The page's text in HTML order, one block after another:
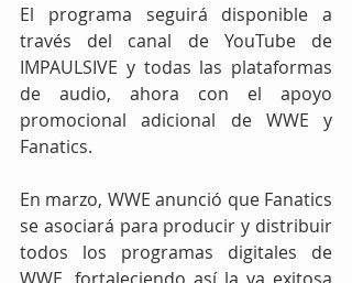
El programa seguirá disponible a
través del canal de YouTube de
IMPAULSIVE y todas las plataformas
de audio, ahora con el apoyo
promocional adicional de WWE y
Fanatics.
En marzo, WWE anunció que Fanatics
se asociará para producir y distribuir
todos los programas digitales de